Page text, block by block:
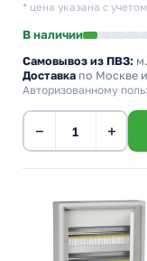
* цена указана с
В наличии
Самовывоз из ПВЗ:
Доставка по Москве
Авторизованному
− +